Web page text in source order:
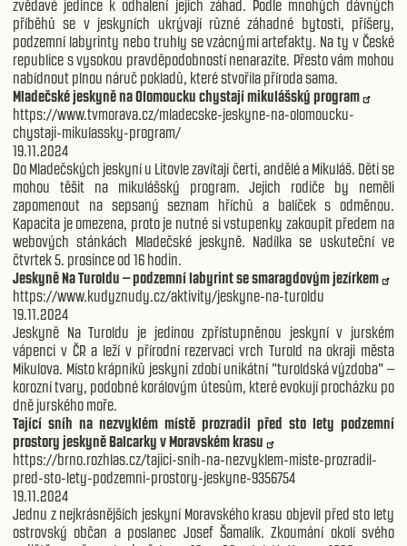
zvědavé jedince k odhalení jejich záhad. Podle mnohých dávných
příběhů se v jeskyních ukrývají různé záhadné bytosti, příšery,
podzemní labyrinty nebo truhly se vzácnými artefakty. Na ty v České
republice s vysokou pravděpodobností nenarazíte. Přesto vám mohou
nabídnout plnou náruč pokladů, které stvořila příroda sama.
Mladečské jeskyně na Olomoucku chystají mikulášský program
https://www.tvmorava.cz/mladecske-jeskyne-na-olomoucku-
chystaji-mikulassky-program/
19.11.2024
Do Mladečských jeskyní u Litovle zavítají čerti, andělé a Mikuláš. Děti se
mohou těšit na mikulášský program. Jejich rodiče by neměli
zapomenout na sepsaný seznam hříchů a balíček s odměnou.
Kapacita je omezena, proto je nutné si vstupenky zakoupit předem na
webových stánkách Mladečské jeskyně. Nadílka se uskuteční ve
čtvrtek 5. prosince od 16 hodin.
Jeskyně Na Turoldu – podzemní labyrint se smaragdovým jezírkem
https://www.kudyznudy.cz/aktivity/jeskyne-na-turoldu
19.11.2024
Jeskyně Na Turoldu je jedinou zpřístupněnou jeskyní v jurském
vápenci v ČR a leží v přírodní rezervaci vrch Turold na okraji města
Mikulova. Místo krápníků jeskyni zdobí unikátní "turoldská výzdoba" –
korozní tvary, podobné korálovým útesům, které evokují procházku po
dně jurského moře.
Tající sníh na nezvyklém místě prozradil před sto lety podzemní
prostory jeskyně Balcarky v Moravském krasu
https://brno.rozhlas.cz/tajici-snih-na-nezvyklem-miste-prozradil-
pred-sto-lety-podzemni-prostory-jeskyne-9356754
19.11.2024
Jednu z nejkrásnějších jeskyní Moravského krasu objevil před sto lety
ostrovský občan a poslanec Josef Šamalík. Zkoumání okolí svého